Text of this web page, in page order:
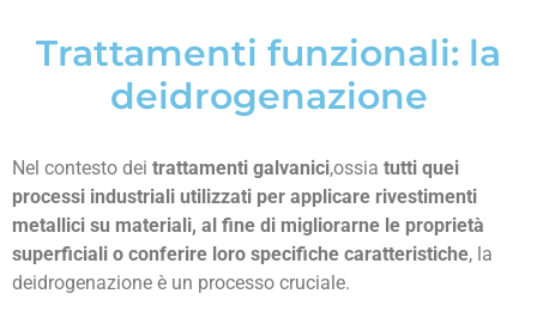
Trattamenti funzionali: la
deidrogenazione
Nel contesto dei trattamenti galvanici,ossia tutti quei
processi industriali utilizzati per applicare rivestimenti
metallici su materiali, al fine di migliorarne le proprietà
superficiali o conferire loro specifiche caratteristiche, la
deidrogenazione è un processo cruciale.